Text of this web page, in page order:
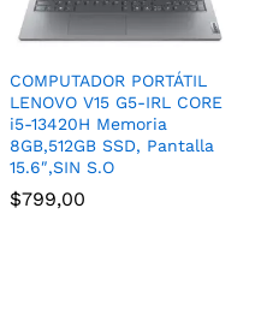
COMPUTADOR PORTÁTIL
LENOVO V15 G5-IRL CORE
i5-13420H Memoria
8GB,512GB SSD, Pantalla
15.6″,SIN S.O
$799,00